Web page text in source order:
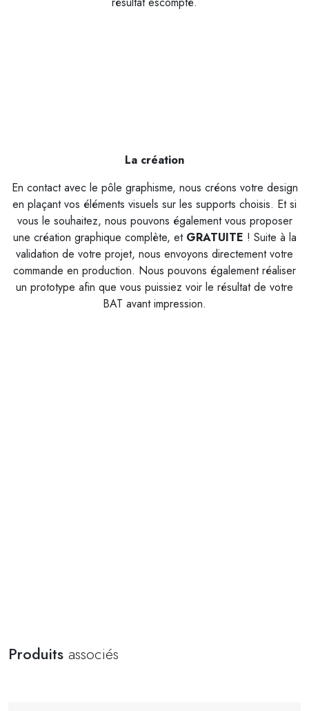
La création
En contact avec le pôle graphisme, nous créons votre design
en plaçant vos éléments visuels sur les supports choisis. Et si
vous le souhaitez, nous pouvons également vous proposer
une création graphique complète, et GRATUITE ! Suite à la
validation de votre projet, nous envoyons directement votre
commande en production. Nous pouvons également réaliser
un prototype afin que vous puissiez voir le résultat de votre
BAT avant impression.
Produits associés